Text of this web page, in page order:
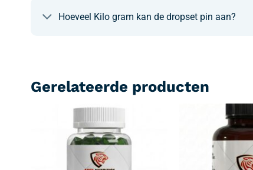
Hoeveel Kilo gram kan de dropset pin aan?
Gerelateerde producten